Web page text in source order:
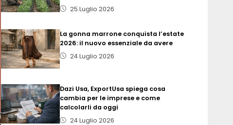
25 Luglio 2026
La gonna marrone conquista l’estate
2026: il nuovo essenziale da avere
24 Luglio 2026
Dazi Usa, ExportUsa spiega cosa
cambia per le imprese e come
calcolarli da oggi
24 Luglio 2026